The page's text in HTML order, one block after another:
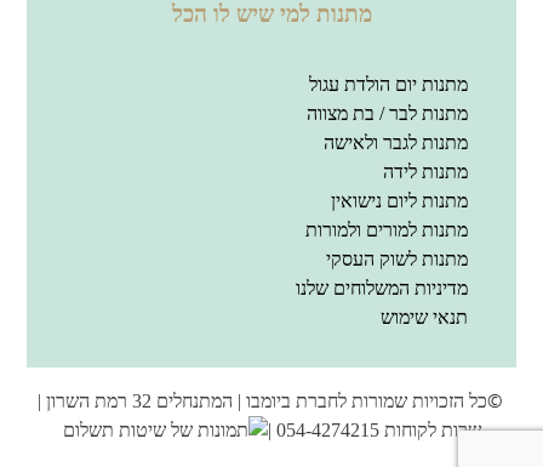
מתנות למי שיש לו הכל
מתנות יום הולדת עגול
מתנות לבר / בת מצווה
מתנות לגבר ולאישה
מתנות לידה
מתנות ליום נישואין
מתנות למורים ולמורות
מתנות לשוק העסקי
מדיניות המשלוחים שלנו
תנאי שימוש
כל הזכויות שמורות לחברת ביומבו | המתנחלים 32 רמת השרון |
שרות לקוחות 054-4274215 |